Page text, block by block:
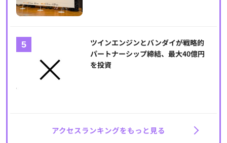
ツインエンジンとバンダイが戦略的
パートナーシップ締結、最大40億円
を投資
アクセスランキングをもっと見る